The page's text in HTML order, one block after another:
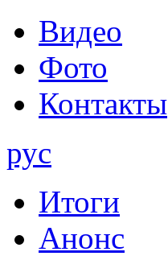
Видео
Фото
Контакты
рус
Итоги
Анонс